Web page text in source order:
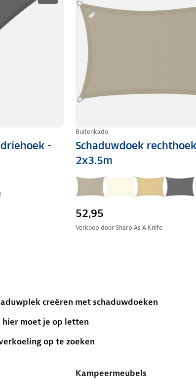
-
Buitenkado
Schaduwdoek
2x3.5m
52,95
Verkoop doorSharp As A Knife
creëren met schaduwdoeken
hier moet je op letten
op te zoeken
Kampeermeubels